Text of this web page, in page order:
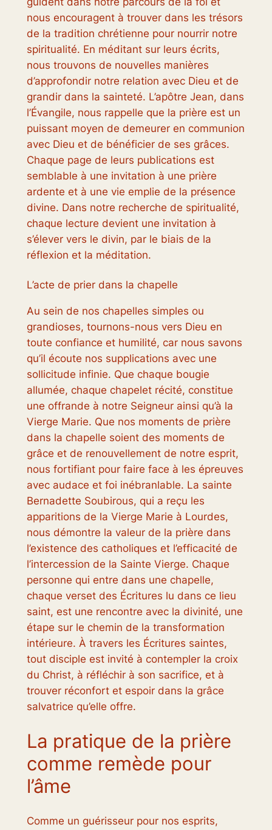
nous encouragent à trouver dans les trésors
de la tradition chrétienne pour nourrir notre
spiritualité. En méditant sur leurs écrits,
nous trouvons de nouvelles manières
d’approfondir notre relation avec Dieu et de
grandir dans la sainteté. L’apôtre Jean, dans
l’Évangile, nous rappelle que la prière est un
puissant moyen de demeurer en communion
avec Dieu et de bénéficier de ses grâces.
Chaque page de leurs publications est
semblable à une invitation à une prière
ardente et à une vie emplie de la présence
divine. Dans notre recherche de spiritualité,
chaque lecture devient une invitation à
s’élever vers le divin, par le biais de la
réflexion et la méditation.
L’acte de prier dans la chapelle
Au sein de nos chapelles simples ou
grandioses, tournons-nous vers Dieu en
toute confiance et humilité, car nous savons
qu’il écoute nos supplications avec une
sollicitude infinie. Que chaque bougie
allumée, chaque chapelet récité, constitue
une offrande à notre Seigneur ainsi qu’à la
Vierge Marie. Que nos moments de prière
dans la chapelle soient des moments de
grâce et de renouvellement de notre esprit,
nous fortifiant pour faire face à les épreuves
avec audace et foi inébranlable. La sainte
Bernadette Soubirous, qui a reçu les
apparitions de la Vierge Marie à Lourdes,
nous démontre la valeur de la prière dans
l’existence des catholiques et l’efficacité de
l’intercession de la Sainte Vierge. Chaque
personne qui entre dans une chapelle,
chaque verset des Écritures lu dans ce lieu
saint, est une rencontre avec la divinité, une
étape sur le chemin de la transformation
intérieure. À travers les Écritures saintes,
tout disciple est invité à contempler la croix
du Christ, à réfléchir à son sacrifice, et à
trouver réconfort et espoir dans la grâce
salvatrice qu’elle offre.
La pratique de la prière
comme remède pour
l’âme
Comme un guérisseur pour nos esprits,